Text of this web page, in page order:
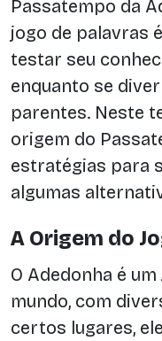
Passatempo da
jogo de palavras
testar seu
enquanto se
parentes. Neste
origem do
estratégias para
algumas
A Origem do
O Adedonha é
mundo, com
certos lugares,